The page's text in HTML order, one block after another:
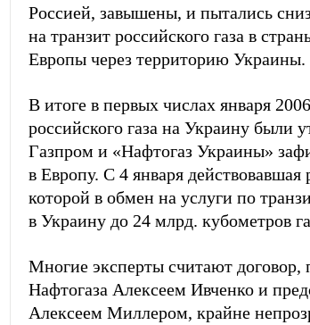
Россией, завышены, и пытались
на транзит российского газа в
Европы через территорию Украины.
В итоге в первых числах января
российского газа на Украину были
Газпром и «Нафтогаз Украины»
в Европу. С 4 января действовавшая
которой в обмен на услуги по
в Украину до 24 млрд. кубометров
Многие эксперты считают договор,
Нафтогаза Алексеем Ивченко и
Алексеем Миллером, крайне